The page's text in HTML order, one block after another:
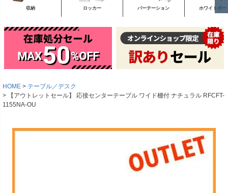
収納 ロッカー パーテーション ホワイトボー
HOME
テーブル／デスク
【アウトレットセール】 応接センターテーブル ワイド棚付 ナチュラル RFCFT-
1155NA-OU